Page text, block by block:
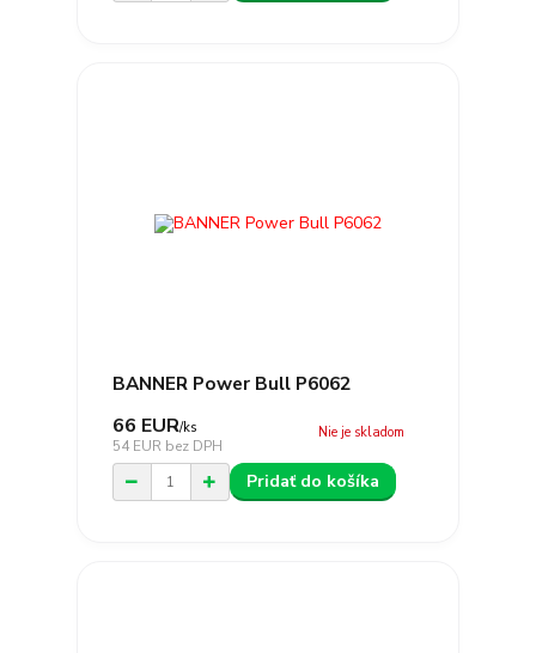
BANNER Power Bull P6062
66 EUR/ks
54 EUR bez DPH
Nie je skladom
Pridať do košíka